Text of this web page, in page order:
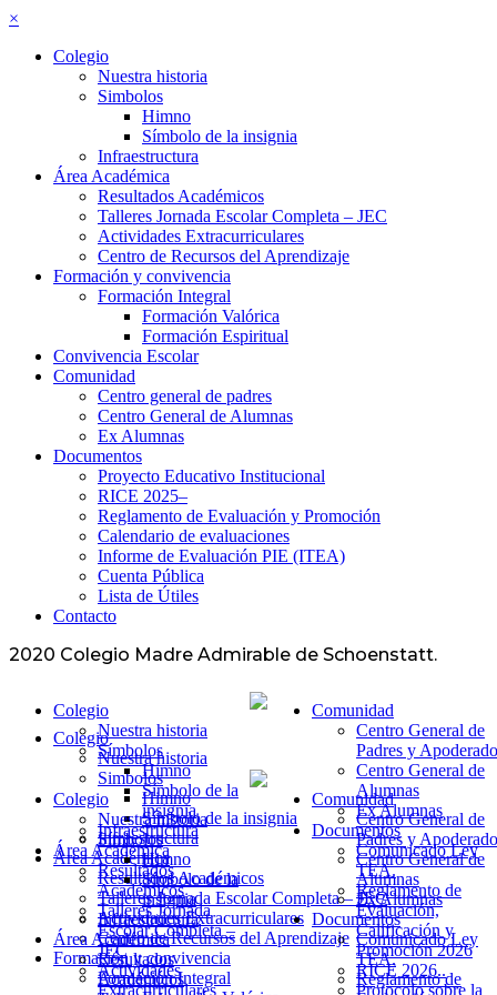
×
Colegio
Nuestra historia
Simbolos
Himno
Símbolo de la insignia
Infraestructura
Área Académica
Resultados Académicos
Talleres Jornada Escolar Completa – JEC
Actividades Extracurriculares
Centro de Recursos del Aprendizaje
Formación y convivencia
Formación Integral
Formación Valórica
Formación Espiritual
Convivencia Escolar
Comunidad
Centro general de padres
Centro General de Alumnas
Ex Alumnas
Documentos
Proyecto Educativo Institucional
RICE 2025–
Reglamento de Evaluación y Promoción
Calendario de evaluaciones
Informe de Evaluación PIE (ITEA)
Cuenta Pública
Lista de Útiles
Contacto
2020 Colegio Madre Admirable de Schoenstatt.
Colegio
Nuestra historia
Símbolos
Himno
Símbolo de la
insignia
Infraestructura
Área Académica
Resultados
Académicos
Comunidad
Centro General de
Padres y
Centro General de
Alumnas
Ex Alumnas
Documentos
Comunicado Ley
TEA.
Reglamento de
Colegio
Nuestra historia
Símbolos
Himno
Símbolo de la
insignia
Infraestructura
Área Académica
Resultados
Académicos
Talleres Jornada
Escolar Completa –
JEC
Actividades
Extracurriculares
Comunidad
Centro General de
Padres y
Centro General de
Alumnas
Ex Alumnas
Documentos
Comunicado Ley
TEA.
Reglamento de
Evaluación,
Calificación y
Promoción 2026
RICE 2026..
Protocolo sobre la
Colegio
Nuestra historia
Simbolos
Himno
Símbolo de la insignia
Infraestructura
Área Académica
Resultados Académicos
Talleres Jornada Escolar Completa – JEC
Actividades Extracurriculares
Centro de Recursos del Aprendizaje
Formación y convivencia
Formación Integral